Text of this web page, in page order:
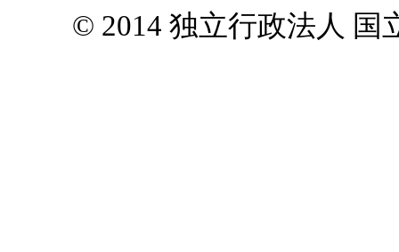
© 2014 独立行政法人 国